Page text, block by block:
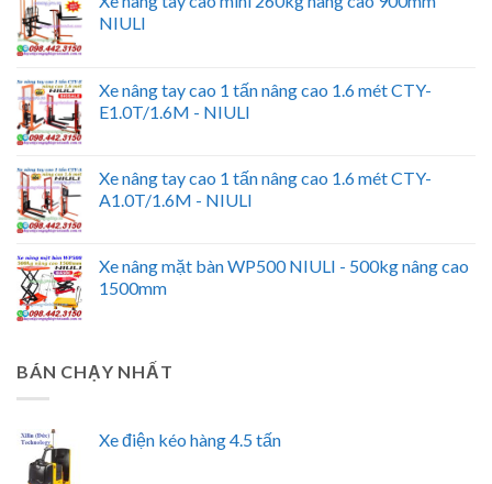
NIULI
Xe nâng tay cao 1 tấn nâng cao 1.6 mét CTY-
E1.0T/1.6M - NIULI
Xe nâng tay cao 1 tấn nâng cao 1.6 mét CTY-
A1.0T/1.6M - NIULI
Xe nâng mặt bàn WP500 NIULI - 500kg nâng cao
1500mm
BÁN CHẠY NHẤT
Xe điện kéo hàng 4.5 tấn